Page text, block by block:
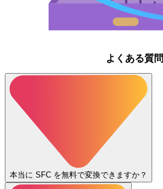
よくある質問
本当に SFC を無料で変換できますか？